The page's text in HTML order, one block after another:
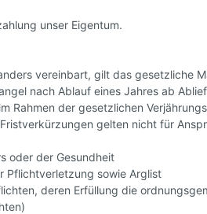
unser Eigentum.
vereinbart, gilt das gesetzliche
nach Ablauf eines Jahres ab
Rahmen der gesetzlichen
gelten nicht für
oder der Gesundheit
Pflichtverletzung sowie Arglist
deren Erfüllung die